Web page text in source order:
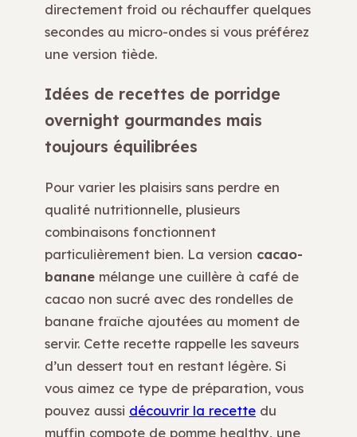
directement froid ou réchauffer quelques
secondes au micro-ondes si vous préférez
une version tiède.
Idées de recettes de porridge
overnight gourmandes mais
toujours équilibrées
Pour varier les plaisirs sans perdre en
qualité nutritionnelle, plusieurs
combinaisons fonctionnent
particulièrement bien. La version cacao-
banane mélange une cuillère à café de
cacao non sucré avec des rondelles de
banane fraîche ajoutées au moment de
servir. Cette recette rappelle les saveurs
d’un dessert tout en restant légère. Si
vous aimez ce type de préparation, vous
pouvez aussi découvrir la recette du
muffin compote de pomme healthy, une